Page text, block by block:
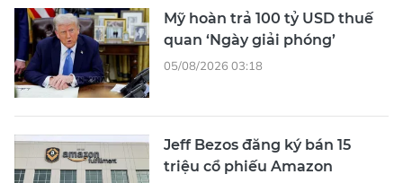
Mỹ hoàn trả 100 tỷ USD thuế
quan ‘Ngày giải phóng’
05/08/2026 03:18
Jeff Bezos đăng ký bán 15
triệu cổ phiếu Amazon